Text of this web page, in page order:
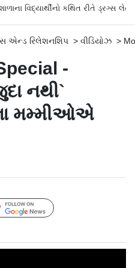
કથિત રીતે ડ્રગ્સ લેતો વીડિયો
એન્ડ રિલેશનશિપ > વીડિયોઝ >
-
નથી`
મમ્મીઓએ
Follow Us